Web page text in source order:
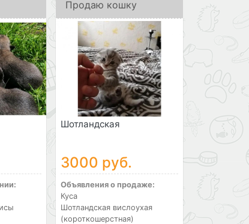
Продаю кошку
Шотландская
3000 руб.
Объявления о продаже:
Куса
Шотландская вислоухая
(короткошерстная)